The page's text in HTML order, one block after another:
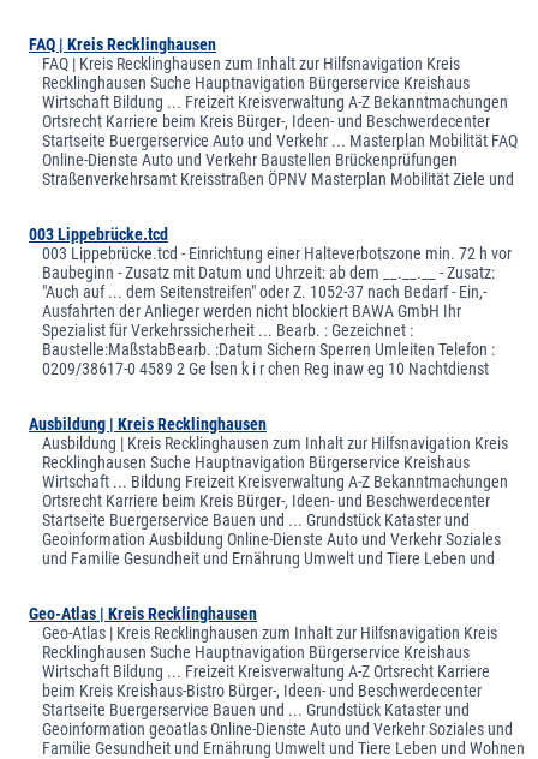
FAQ | Kreis Recklinghausen
FAQ | Kreis Recklinghausen zum Inhalt zur Hilfsnavigation Kreis
Recklinghausen Suche Hauptnavigation Bürgerservice Kreishaus
Wirtschaft Bildung ... Freizeit Kreisverwaltung A-Z Bekanntmachungen
Ortsrecht Karriere beim Kreis Bürger-, Ideen- und Beschwerdecenter
Startseite Buergerservice Auto und Verkehr ... Masterplan Mobilität FAQ
Online-Dienste Auto und Verkehr Baustellen Brückenprüfungen
Straßenverkehrsamt Kreisstraßen ÖPNV Masterplan Mobilität Ziele und
003 Lippebrücke.tcd
003 Lippebrücke.tcd - Einrichtung einer Halteverbotszone min. 72 h vor
Baubeginn - Zusatz mit Datum und Uhrzeit: ab dem __.__.__ - Zusatz:
"Auch auf ... dem Seitenstreifen" oder Z. 1052-37 nach Bedarf - Ein,-
Ausfahrten der Anlieger werden nicht blockiert BAWA GmbH Ihr
Spezialist für Verkehrssicherheit ... Bearb. : Gezeichnet :
Baustelle:MaßstabBearb. :Datum Sichern Sperren Umleiten Telefon :
0209/38617-0 4589 2 Ge lsen k i r chen Reg inaw eg 10 Nachtdienst
Ausbildung | Kreis Recklinghausen
Ausbildung | Kreis Recklinghausen zum Inhalt zur Hilfsnavigation Kreis
Recklinghausen Suche Hauptnavigation Bürgerservice Kreishaus
Wirtschaft ... Bildung Freizeit Kreisverwaltung A-Z Bekanntmachungen
Ortsrecht Karriere beim Kreis Bürger-, Ideen- und Beschwerdecenter
Startseite Buergerservice Bauen und ... Grundstück Kataster und
Geoinformation Ausbildung Online-Dienste Auto und Verkehr Soziales
und Familie Gesundheit und Ernährung Umwelt und Tiere Leben und
Geo-Atlas | Kreis Recklinghausen
Geo-Atlas | Kreis Recklinghausen zum Inhalt zur Hilfsnavigation Kreis
Recklinghausen Suche Hauptnavigation Bürgerservice Kreishaus
Wirtschaft Bildung ... Freizeit Kreisverwaltung A-Z Ortsrecht Karriere
beim Kreis Kreishaus-Bistro Bürger-, Ideen- und Beschwerdecenter
Startseite Buergerservice Bauen und ... Grundstück Kataster und
Geoinformation geoatlas Online-Dienste Auto und Verkehr Soziales und
Familie Gesundheit und Ernährung Umwelt und Tiere Leben und Wohnen